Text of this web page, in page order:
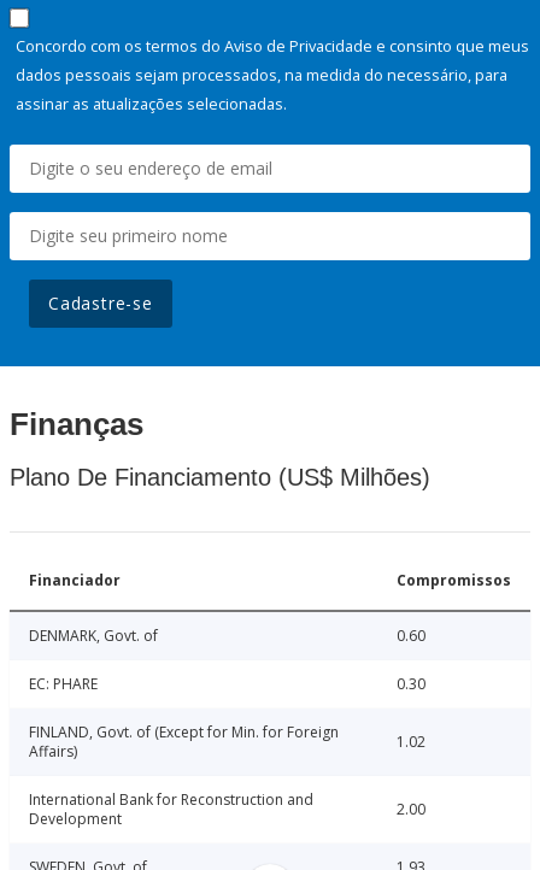
Concordo com os termos do Aviso de Privacidade e consinto que meus
dados pessoais sejam processados, na medida do necessário, para
assinar as atualizações selecionadas.
Cadastre-se
Finanças
Plano De Financiamento (US$ Milhões)
Financiador Compromissos
DENMARK, Govt. of 0.60
EC: PHARE 0.30
FINLAND, Govt. of (Except for Min. for Foreign
Affairs)
1.02
International Bank for Reconstruction and
Development
2.00